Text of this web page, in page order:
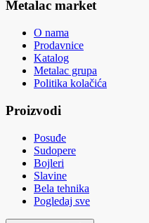
Metalac market
O nama
Prodavnice
Katalog
Metalac grupa
Politika kolačića
Proizvodi
Posuđe
Sudopere
Bojleri
Slavine
Bela tehnika
Pogledaj sve